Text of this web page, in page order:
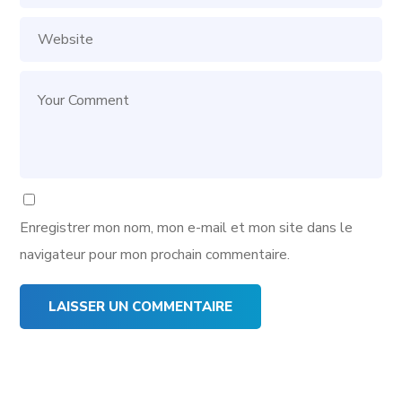
Enregistrer mon nom, mon e-mail et mon site dans le
navigateur pour mon prochain commentaire.